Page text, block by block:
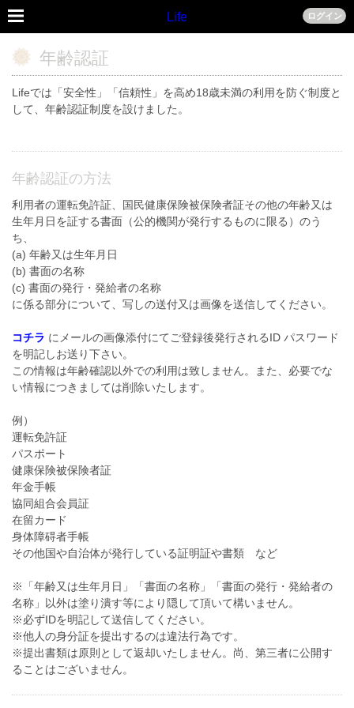
Life ログイン
年齢認証
Lifeでは「安全性」「信頼性」を高め18歳未満の利用を防ぐ制度と
して、年齢認証制度を設けました。
年齢認証の方法
利用者の運転免許証、国民健康保険被保険者証その他の年齢又は
生年月日を証する書面（公的機関が発行するものに限る）のう
ち、
(a) 年齢又は生年月日
(b) 書面の名称
(c) 書面の発行・発給者の名称
に係る部分について、写しの送付又は画像を送信してください。
コチラ にメールの画像添付にてご登録後発行されるID パスワード
を明記しお送り下さい。
この情報は年齢確認以外での利用は致しません。また、必要でな
い情報につきましては削除いたします。
例）
運転免許証
パスポート
健康保険被保険者証
年金手帳
協同組合会員証
在留カード
身体障碍者手帳
その他国や自治体が発行している証明証や書類 など
※「年齢又は生年月日」「書面の名称」「書面の発行・発給者の
名称」以外は塗り潰す等により隠して頂いて構いません。
※必ずIDを明記して送信してください。
※他人の身分証を提出するのは違法行為です。
※提出書類は原則として返却いたしません。尚、第三者に公開す
ることはございません。